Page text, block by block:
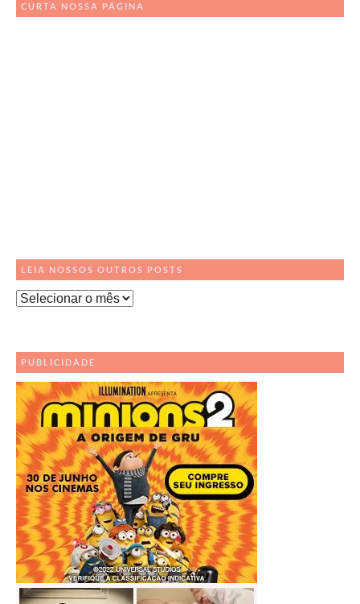
CURTA NOSSA PÁGINA
LEIA NOSSOS OUTROS POSTS
Leia
Posts
PUBLICIDADE